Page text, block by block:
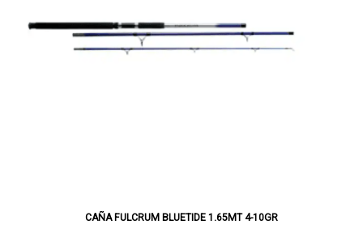
CAÑA FULCRUM BLUETIDE 1.65MT 4-10GR